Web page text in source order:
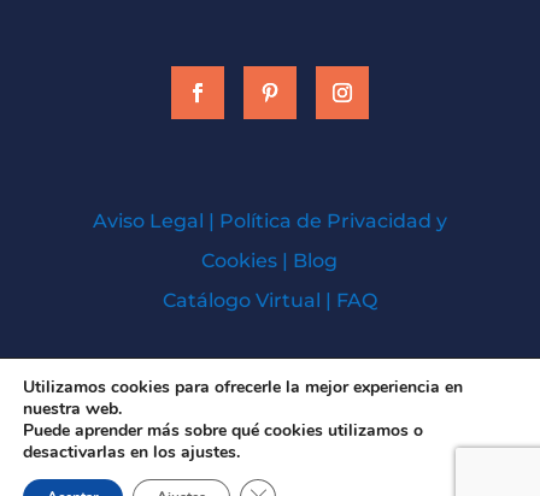
Aviso Legal
Política de Privacidad y
Cookies
Blog
Catálogo Virtual
FAQ
Todos los derechos © 2026 | Baños Cien
Hospedado y Diseñado por
Utilizamos cookies para ofrecerle la mejor experiencia en
nuestra web.
Puede aprender más sobre qué cookies utilizamos o
desactivarlas en los ajustes.